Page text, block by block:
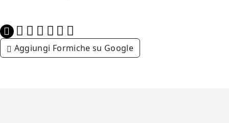
Aggiungi Formiche su Google